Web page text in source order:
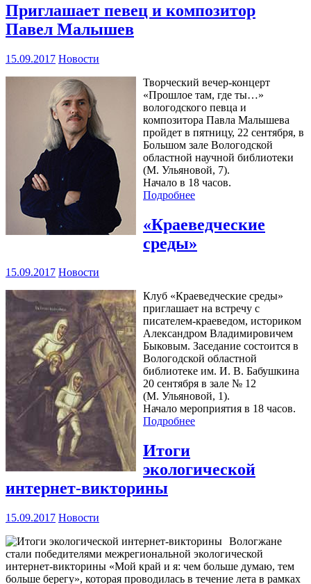
Приглашает певец и композитор
Павел Малышев
15.09.2017 Новости
Творческий вечер-концерт
«Прошлое там, где ты…»
вологодского певца и
композитора Павла Малышева
пройдет в пятницу, 22 сентября, в
Большом зале Вологодской
областной научной библиотеки
(М. Ульяновой, 7).
Начало в 18 часов.
Подробнее
«Краеведческие
среды»
15.09.2017 Новости
Клуб «Краеведческие среды»
приглашает на встречу с
писателем-краеведом, историком
Александром Владимировичем
Быковым. Заседание состоится в
Вологодской областной
библиотеке им. И. В. Бабушкина
20 сентября в зале № 12
(М. Ульяновой, 1).
Начало мероприятия в 18 часов.
Подробнее
Итоги
экологической
интернет-викторины
15.09.2017 Новости
Вологжане
стали победителями межрегиональной экологической
интернет-викторины «Мой край и я: чем больше думаю, тем
больше берегу», которая проводилась в течение лета в рамках